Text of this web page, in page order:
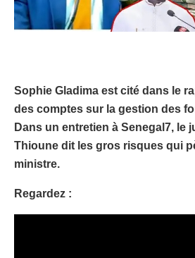
Sophie Gladima est cité dans le
des comptes sur la gestion des
Dans un entretien à Senegal7, le
Thioune dit les gros risques qui
ministre.
Regardez :